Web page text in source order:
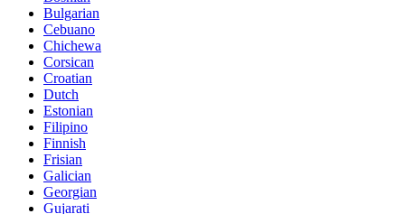
Bulgarian
Cebuano
Chichewa
Corsican
Croatian
Dutch
Estonian
Filipino
Finnish
Frisian
Galician
Georgian
Gujarati